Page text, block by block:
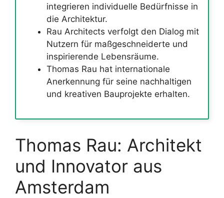
integrieren individuelle Bedürfnisse in
die Architektur.
Rau Architects verfolgt den Dialog mit
Nutzern für maßgeschneiderte und
inspirierende Lebensräume.
Thomas Rau hat internationale
Anerkennung für seine nachhaltigen
und kreativen Bauprojekte erhalten.
Thomas Rau: Architekt
und Innovator aus
Amsterdam